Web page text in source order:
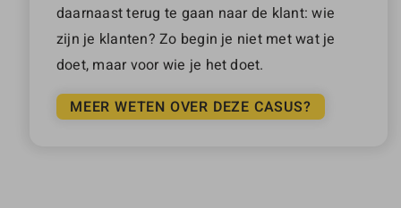
daarnaast terug te gaan naar de klant: wie
zijn je klanten? Zo begin je niet met wat je
doet, maar voor wie je het doet.
MEER WETEN OVER DEZE CASUS?